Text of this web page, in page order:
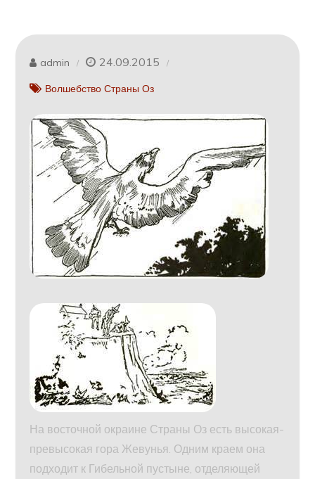
admin 24.09.2015
Волшебство Страны Оз
На восточной окраине Страны Оз есть высокая-
превысокая гора Жевунья. Одним краем она
подходит к Гибельной пустыне, отделяющей